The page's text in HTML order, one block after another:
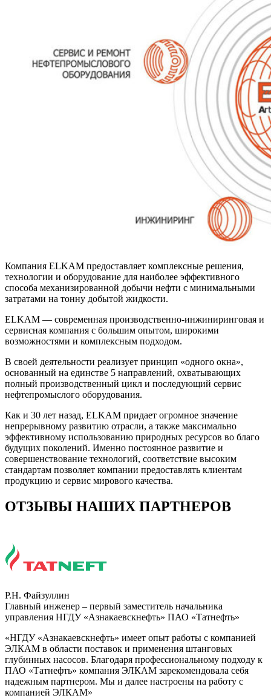
Компания ELKAM предоставляет комплексные решения,
технологии и оборудование для наиболее эффективного
способа механизированной добычи нефти с минимальными
затратами на тонну добытой жидкости.
ELKAM — современная производственно-инжиниринговая и
сервисная компания с большим опытом, широкими
возможностями и комплексным подходом.
В своей деятельности реализует принцип «одного окна»,
основанный на единстве 5 направлений, охватывающих
полный производственный цикл и последующий сервис
нефтепромыслого оборудования.
Как и 30 лет назад, ELKAM придает огромное значение
непрерывному развитию отрасли, а также максимально
эффективному использованию природных ресурсов во благо
будущих поколений. Именно постоянное развитие и
совершенствование технологий, соответствие высоким
стандартам позволяет компании предоставлять клиентам
продукцию и сервис мирового качества.
ОТЗЫВЫ НАШИХ ПАРТНЕРОВ
Р.Н. Файзуллин
Главный инженер – первый заместитель начальника
управления НГДУ «Азнакаевскнефть» ПАО «Татнефть»
«НГДУ «Азнакаевскнефть» имеет опыт работы с компанией
ЭЛКАМ в области поставок и применения штанговых
глубинных насосов. Благодаря профессиональному подходу к
ПАО «Татнефть» компания ЭЛКАМ зарекомендовала себя
надежным партнером. Мы и далее настроены на работу с
компанией ЭЛКАМ»